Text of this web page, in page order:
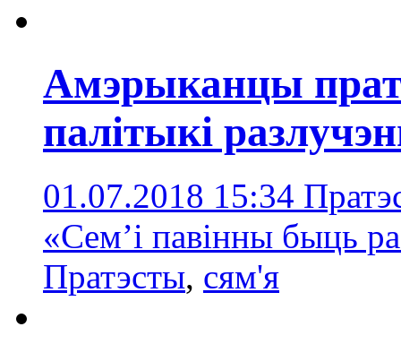
Амэрыканцы
палітыкі
01.07.2018 15:34
«Сем’і павінны быць
Пратэсты, сям'я